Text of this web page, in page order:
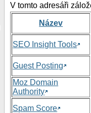
V tomto adresáři
Název
SEO Insight Tools
Guest Posting
Moz Domain
Authority
Spam Score